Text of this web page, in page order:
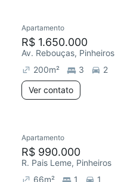
Apartamento
R$ 1.650.000
Av. Rebouças, Pinheiros
200m² 3
2
Ver contato
Apartamento
R$ 990.000
R. Pais Leme, Pinheiros
66m² 1 1